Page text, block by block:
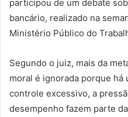
participou de um debate
bancário, realizado na
Ministério Público do
Segundo o juiz, mais da
moral é ignorada porque há
controle excessivo, a
desempenho fazem parte